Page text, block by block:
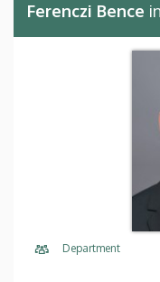
Ferenczi Bence
Department